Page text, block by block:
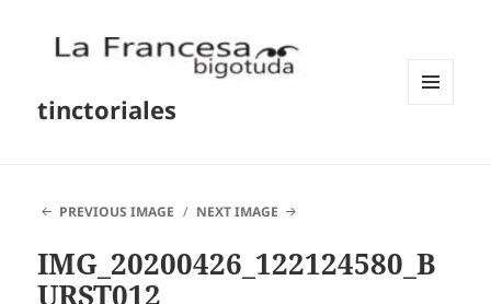
tinctoriales
PREVIOUS IMAGE NEXT IMAGE
IMG_20200426_122124580_B
URST012